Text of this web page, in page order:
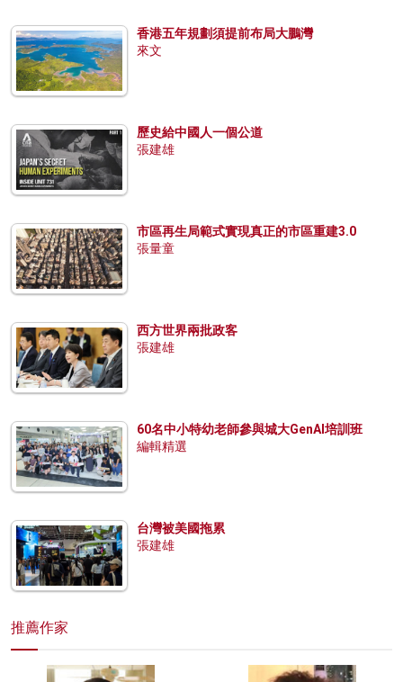
香港五年規劃須提前布局大鵬灣
來文
歷史給中國人一個公道
張建雄
市區再生局範式實現真正的市區重建3.0
張量童
西方世界兩批政客
張建雄
60名中小特幼老師參與城大GenAI培訓班
編輯精選
台灣被美國拖累
張建雄
推薦作家